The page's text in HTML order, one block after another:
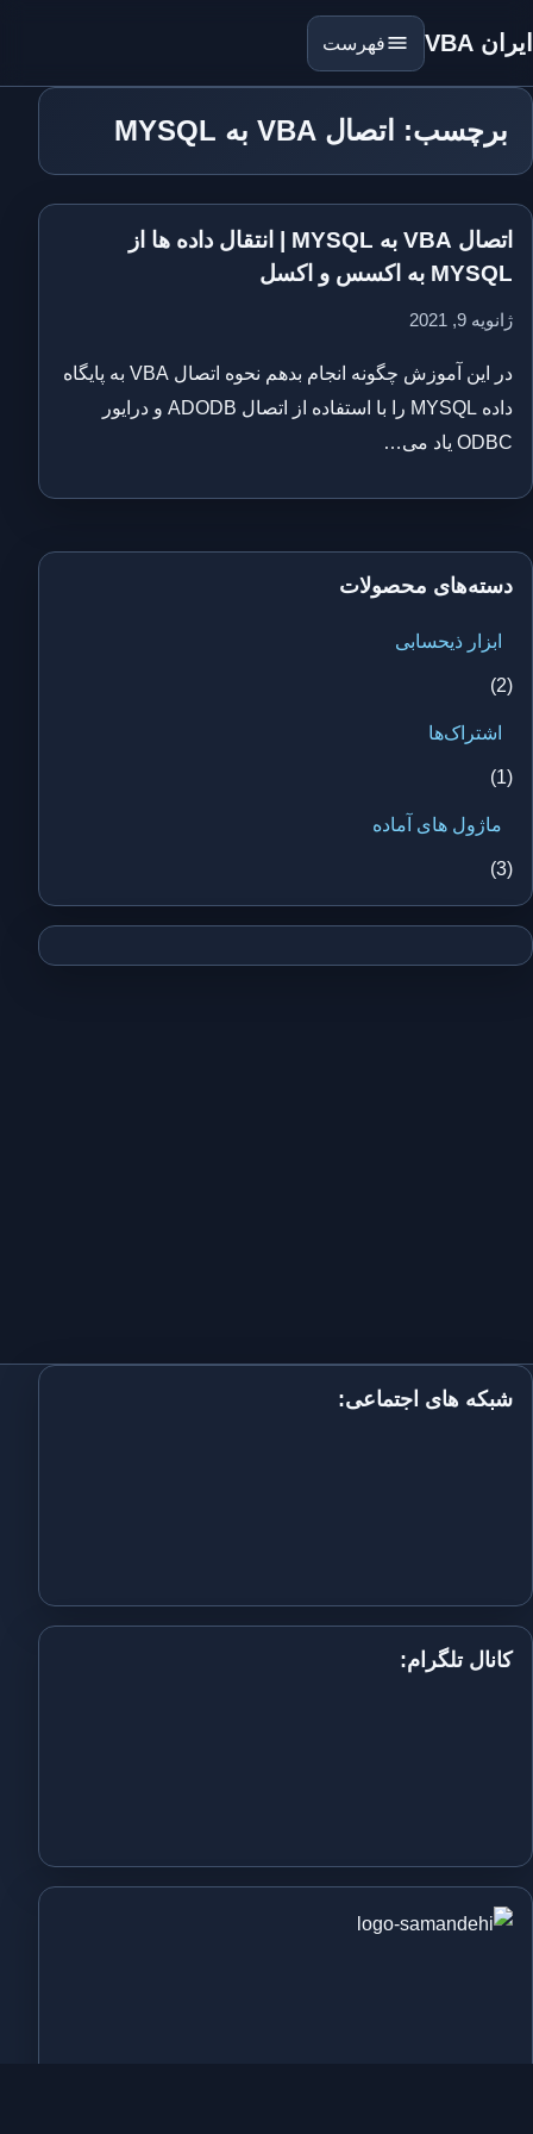
ایران VBA فهرست
برچسب: اتصال VBA به MYSQL
اتصال VBA به MYSQL | انتقال داده ها از
MYSQL به اکسس و اکسل
ژانویه 9, 2021
در این آموزش چگونه انجام بدهم نحوه اتصال VBA به پایگاه
داده MYSQL را با استفاده از اتصال ADODB و درایور
ODBC یاد می…
دسته‌های محصولات
ابزار ذیحسابی
(2)
اشتراک‌ها
(1)
ماژول های آماده
(3)
شبکه های اجتماعی:
کانال تلگرام: